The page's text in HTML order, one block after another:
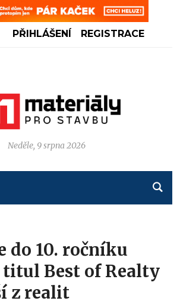
PŘIHLÁŠENÍ REGISTRACE
Neděle, 9 srpna 2026
do 10. ročníku
titul Best of Realty
z realit